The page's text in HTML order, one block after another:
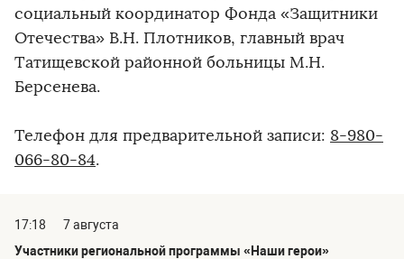
социальный координатор Фонда «Защитники
Отечества» В.Н. Плотников, главный врач
Татищевской районной больницы М.Н.
Берсенева.
Телефон для предварительной записи: 8-980-
066-80-84.
17:18
7 августа
Участники региональной программы «Наши герои»